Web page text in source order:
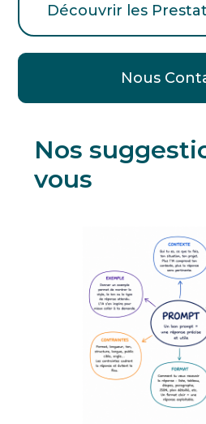
Découvrir les
Nous
Nos
vous